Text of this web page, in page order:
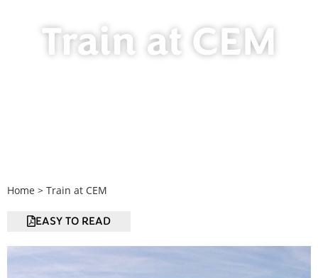
Train at CEM
Home > Train at CEM
EASY TO READ